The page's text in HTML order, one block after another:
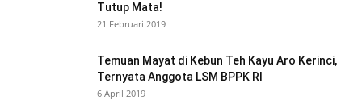
Tutup Mata!
21 Februari 2019
Temuan Mayat di Kebun Teh Kayu Aro Kerinci,
Ternyata Anggota LSM BPPK RI
6 April 2019